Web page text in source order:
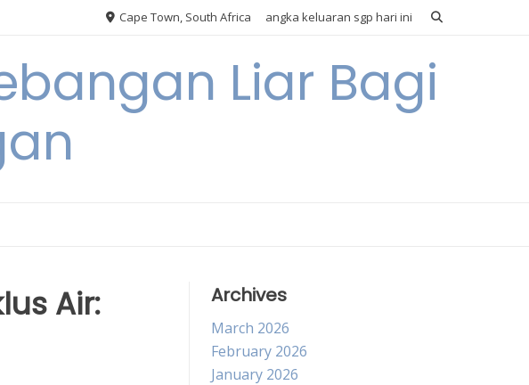
Cape Town, South Africa angka keluaran sgp hari ini
Liar Bagi
Air:
Archives
March 2026
February 2026
January 2026